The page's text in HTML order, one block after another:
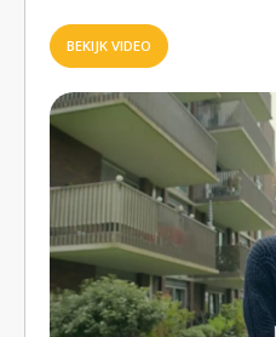
BEKIJK VIDEO